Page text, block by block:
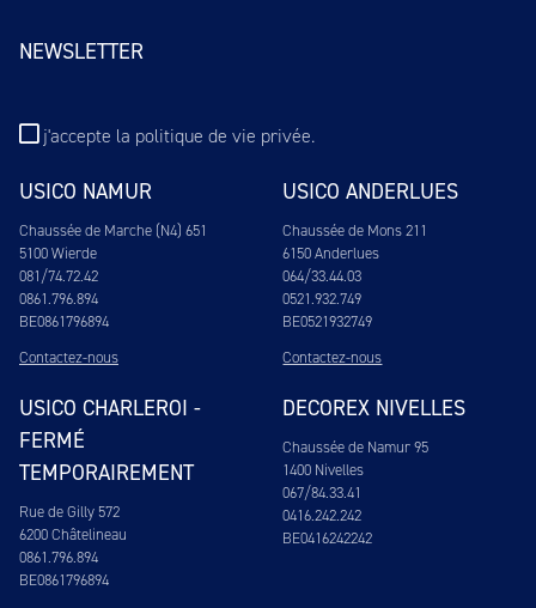
NEWSLETTER
j'accepte la politique de vie privée.
USICO NAMUR
Chaussée de Marche (N4) 651
5100 Wierde
081/74.72.42
0861.796.894
BE0861796894
Contactez-nous
USICO ANDERLUES
Chaussée de Mons 211
6150 Anderlues
064/33.44.03
0521.932.749
BE0521932749
Contactez-nous
USICO CHARLEROI -
FERMÉ
TEMPORAIREMENT
Rue de Gilly 572
6200 Châtelineau
0861.796.894
BE0861796894
DECOREX NIVELLES
Chaussée de Namur 95
1400 Nivelles
067/84.33.41
0416.242.242
BE0416242242